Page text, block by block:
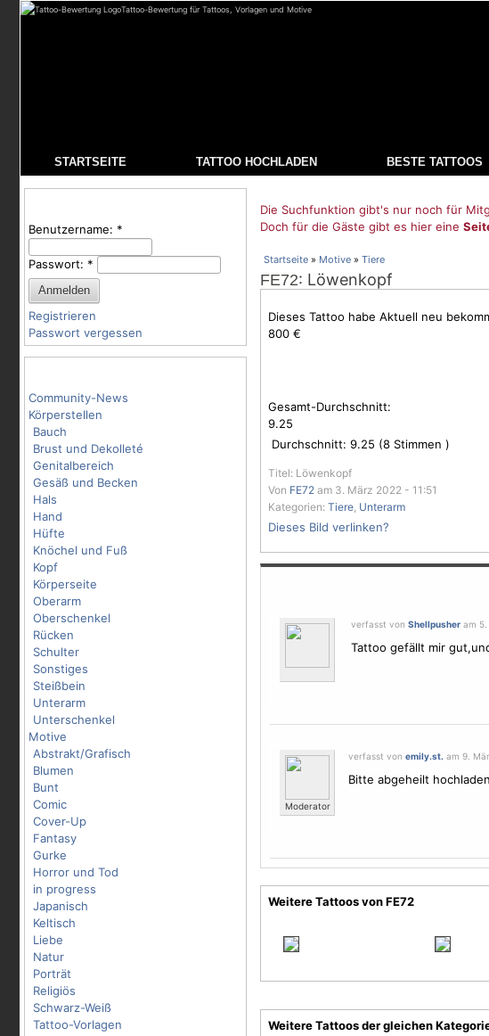
Tattoo-Bewertung für Tattoos, Vorlagen und Motive
STARTSEITE TATTOO HOCHLADEN BESTE TATTOOS
Benutzername: *
Passwort: *
Registrieren
Passwort vergessen
Community-News
Körperstellen
Bauch
Brust und Dekolleté
Genitalbereich
Gesäß und Becken
Hals
Hand
Hüfte
Knöchel und Fuß
Kopf
Körperseite
Oberarm
Oberschenkel
Rücken
Schulter
Sonstiges
Steißbein
Unterarm
Unterschenkel
Motive
Abstrakt/Grafisch
Blumen
Bunt
Comic
Cover-Up
Fantasy
Gurke
Horror und Tod
in progress
Japanisch
Keltisch
Liebe
Natur
Porträt
Religiös
Schwarz-Weiß
Tattoo-Vorlagen
Die Suchfunktion gibt's nur noch für
Doch für die Gäste gibt es hier eine
Startseite » Motive » Tiere
FE72: Löwenkopf
Dieses Tattoo habe Aktuell neu
800 €
Gesamt-Durchschnitt:
9.25
Durchschnitt: 9.25 (8 Stimmen )
Titel: Löwenkopf
Von FE72 am 3. März 2022 - 11:51
Kategorien: Tiere, Unterarm
Dieses Bild verlinken?
verfasst von Shellpusheram 5.
Tattoo gefällt mir
Moderator
verfasst von emily.st. am 9.
Bitte abgeheilt
Weitere Tattoos von FE72
Weitere Tattoos der gleichen